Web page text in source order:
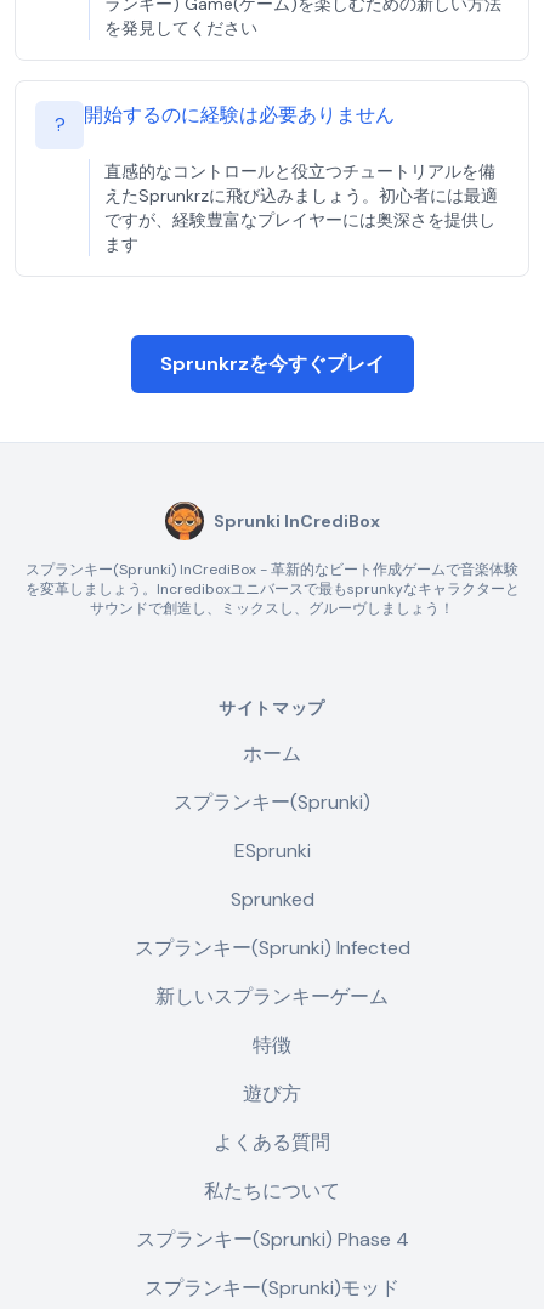
を発見してください
? 開始するのに経験は必要ありません
直感的なコントロールと役立つチュートリアルを備
えたSprunkrzに飛び込みましょう。初心者には最適
ですが、経験豊富なプレイヤーには奥深さを提供し
ます
Sprunkrzを今すぐプレイ
Sprunki InCrediBox
スプランキー(Sprunki) InCrediBox - 革新的なビート作成ゲームで音楽体験
を変革しましょう。Incrediboxユニバースで最もsprunkyなキャラクターと
サウンドで創造し、ミックスし、グルーヴしましょう！
サイトマップ
ホーム
スプランキー(Sprunki)
ESprunki
Sprunked
スプランキー(Sprunki) Infected
新しいスプランキーゲーム
特徴
遊び方
よくある質問
私たちについて
スプランキー(Sprunki) Phase 4
スプランキー(Sprunki)モッド